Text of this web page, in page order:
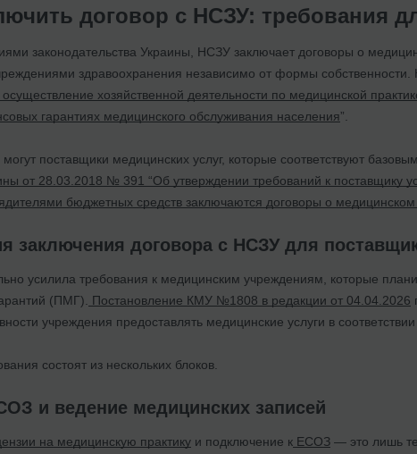
договор с НСЗУ: требования
законодательства Украины, НСЗУ заключает договоры о
здравоохранения независимо от формы
хозяйственной деятельности по медицинской
гарантиях медицинского обслуживания населения”.
поставщики медицинских услуг, которые соответствуют
от 28.03.2018 № 391 “Об утверждении требований к поставщику
бюджетных средств заключаются договоры о
заключения договора с НСЗУ для
усилила требования к медицинским учреждениям, которые
(ПМГ).
Постановление КМУ №1808 в редакции от 04.04.2026
учреждения предоставлять медицинские услуги в
состоят из нескольких блоков.
и ведение медицинских записей
на медицинскую практику и подключение к ЕСОЗ — это лишь